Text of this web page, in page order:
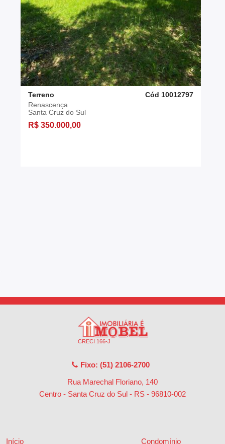
Terreno
Cód 10012797
Renascença
Santa Cruz do Sul
R$ 350.000,00
CRECI 166-J
Fixo: (51) 2106-2700
Rua Marechal Floriano, 140
Centro - Santa Cruz do Sul - RS - 96810-002
Início Condomínio